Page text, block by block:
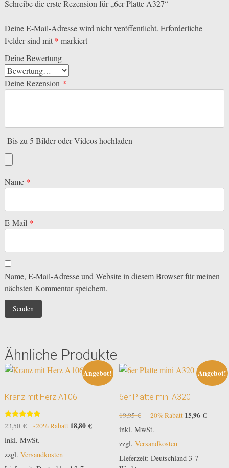
Schreibe die erste Rezension für „6er Platte A327“
Deine E-Mail-Adresse wird nicht veröffentlicht. Erforderliche
Felder sind mit * markiert
Deine Bewertung
Deine Rezension *
Bis zu 5 Bilder oder Videos hochladen
Name *
E-Mail *
Name, E-Mail-Adresse und Website in diesem Browser für meinen
nächsten Kommentar speichern.
Ähnliche Produkte
Angebot!
Kranz mit Herz A106
Bewertet
mit
5.00
von 5
23,50€
Ursprünglicher
Preis
war:
23,50 €
-20% Rabatt 18,80€Aktueller
inkl. MwSt.
zzgl. Versandkosten
Angebot!
6er Platte mini A320
19,95€
Ursprünglicher
Preis
war:
19,95 €
-20% Rabatt 15,96€
inkl. MwSt.
zzgl. Versandkosten
Lieferzeit: Deutschland 3-7